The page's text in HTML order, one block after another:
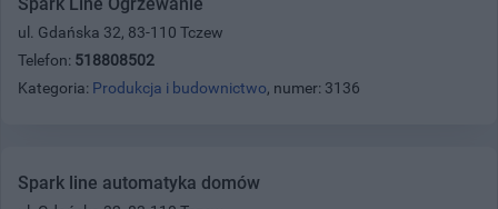
ul. Gdańska 32, 83-110 Tczew
Telefon: 518808502
Kategoria: Produkcja i budownictwo, numer: 3136
Spark line automatyka domów